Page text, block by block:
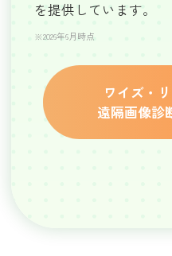
を提供しています。
※2026年6月時点
ワイズ・
遠隔画像診